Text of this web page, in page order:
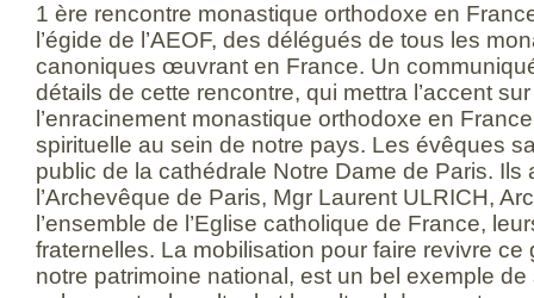
1 ère rencontre monastique orthodoxe en
l’égide de l’AEOF, des délégués de tous les
canoniques œuvrant en France. Un
détails de cette rencontre, qui mettra l’accent sur
l’enracinement monastique orthodoxe en
spirituelle au sein de notre pays. Les évêques
public de la cathédrale Notre Dame de Paris. Ils
l’Archevêque de Paris, Mgr Laurent ULRICH,
l’ensemble de l’Eglise catholique de France,
fraternelles. La mobilisation pour faire revivre ce
notre patrimoine national, est un bel exemple